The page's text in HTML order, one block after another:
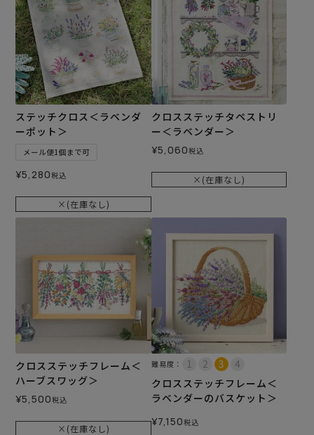
ステッチクロス＜ラベンダ
ーポット＞
メール便1個まで可
¥5,280税込
×(在庫なし)
クロスステッチタペストリ
ー＜ラベンダー＞
¥5,060税込
×(在庫なし)
クロスステッチフレーム＜
ハーブスワッグ＞
¥5,500税込
×(在庫なし)
難易度：
クロスステッチフレーム＜
ラベンダーのバスケット＞
¥7,150税込